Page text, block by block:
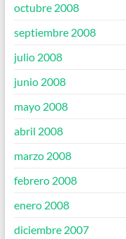
octubre 2008
septiembre 2008
julio 2008
junio 2008
mayo 2008
abril 2008
marzo 2008
febrero 2008
enero 2008
diciembre 2007